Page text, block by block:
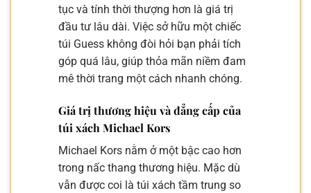
tục và tính thời thượng hơn là giá trị
đầu tư lâu dài. Việc sở hữu một chiếc
túi Guess không đòi hỏi bạn phải tích
góp quá lâu, giúp thỏa mãn niềm đam
mê thời trang một cách nhanh chóng.
Giá trị thương hiệu và đẳng cấp của
túi xách Michael Kors
Michael Kors nằm ở một bậc cao hơn
trong nấc thang thương hiệu. Mặc dù
vẫn được coi là túi xách tầm trung so